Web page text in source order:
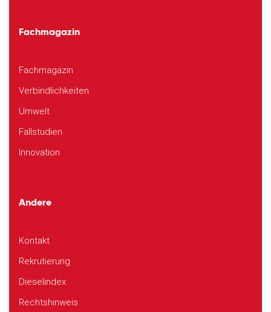
Fachmagazin
Fachmagazin
Verbindlichkeiten
Umwelt
Fallstudien
Innovation
Andere
Kontakt
Rekrutierung
Dieselindex
Rechtshinweis